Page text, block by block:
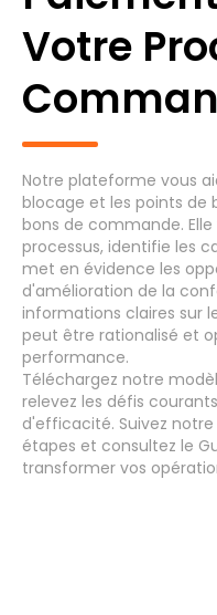
Processus
Clôture et
Grand Livre au
période et
Comptabilité et
comptables
Comptes Clients
Systèmes
Votre
Notre plateforme vous
blocage et les points de
bons de commande.
processus, identifie les
met en évidence les
d'amélioration de la
informations claires sur
peut être rationalisé et
performance.
Téléchargez notre
relevez les défis courants
d'efficacité. Suivez notre
étapes et consultez le
transformer vos